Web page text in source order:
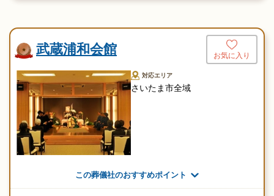
武蔵浦和会館 お気に入り
対応エリア
さいたま市全域
この葬儀社のおすすめポイント